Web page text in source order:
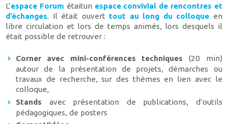
L’espace Forum étaitun espace convivial de rencontres et
d’échanges. Il était ouvert tout au long du colloque en
libre circulation et lors de temps animés, lors desquels il
était possible de retrouver :
Corner avec mini-conférences techniques (20 min)
autour de la présentation de projets, démarches ou
travaux de recherche, sur des thèmes en lien avec le
colloque,
Stands avec présentation de publications, d’outils
pédagogiques, de posters